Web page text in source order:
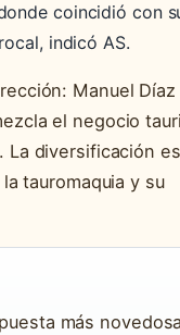
coincidió con
indicó AS.
Manuel Díaz
el negocio
La diversificación es
tauromaquia y su
más